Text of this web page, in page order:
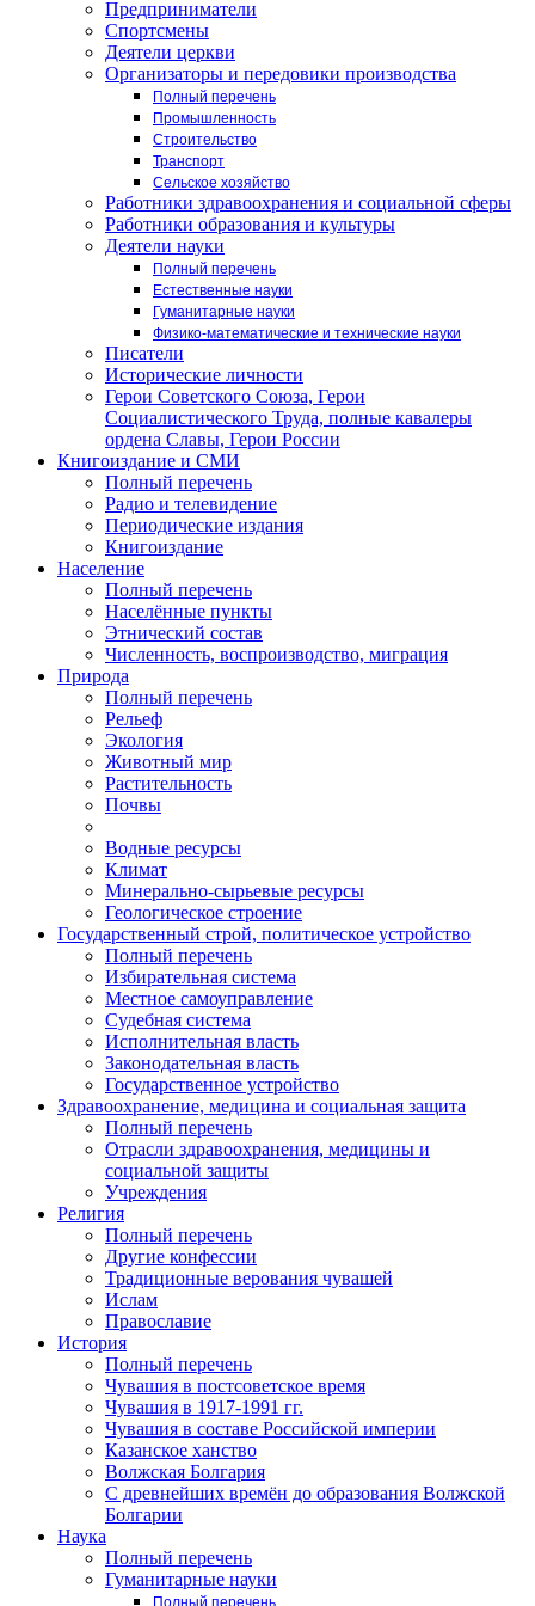
Предприниматели
Спортсмены
Деятели церкви
Организаторы и передовики производства
Полный перечень
Промышленность
Строительство
Транспорт
Сельское хозяйство
Работники здравоохранения и социальной сферы
Работники образования и культуры
Деятели науки
Полный перечень
Естественные науки
Гуманитарные науки
Физико-математические и технические науки
Писатели
Исторические личности
Герои Советского Союза, Герои
Социалистического Труда, полные кавалеры
ордена Славы, Герои России
Книгоиздание и СМИ
Полный перечень
Радио и телевидение
Периодические издания
Книгоиздание
Население
Полный перечень
Населённые пункты
Этнический состав
Численность, воспроизводство, миграция
Природа
Полный перечень
Рельеф
Экология
Животный мир
Растительность
Почвы
Водные ресурсы
Климат
Минерально-сырьевые ресурсы
Геологическое строение
Государственный строй, политическое устройство
Полный перечень
Избирательная система
Местное самоуправление
Судебная система
Исполнительная власть
Законодательная власть
Государственное устройство
Здравоохранение, медицина и социальная защита
Полный перечень
Отрасли здравоохранения, медицины и
социальной защиты
Учреждения
Религия
Полный перечень
Другие конфессии
Традиционные верования чувашей
Ислам
Православие
История
Полный перечень
Чувашия в постсоветское время
Чувашия в 1917-1991 гг.
Чувашия в составе Российской империи
Казанское ханство
Волжская Болгария
С древнейших времён до образования Волжской
Болгарии
Наука
Полный перечень
Гуманитарные науки
Полный перечень